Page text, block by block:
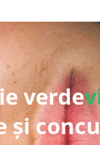
verde